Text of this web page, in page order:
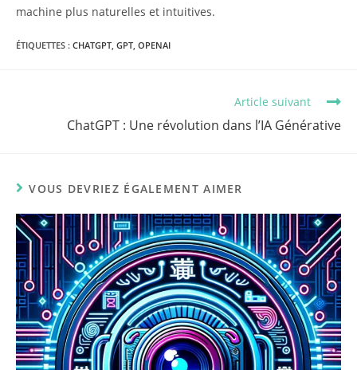
machine plus naturelles et intuitives.
ÉTIQUETTES : CHATGPT, GPT, OPENAI
Article suivant
ChatGPT : Une révolution dans l’IA Générative
VOUS DEVRIEZ ÉGALEMENT AIMER